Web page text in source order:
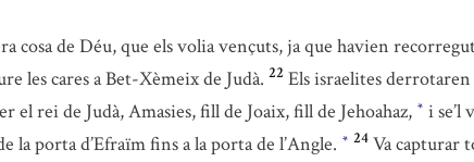
cosa de Déu, que els volia vençuts, ja que havien recorregut
les cares a Bet-Xèmeix de Judà. 22 Els israelites derrotaren
el rei de Judà, Amasies, fill de Joaix, fill de Jehoahaz, * i se’l
la porta d’Efraïm fins a la porta de l’Angle. * 24 Va capturar